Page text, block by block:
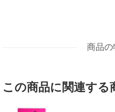
メッセージカードなどもお気軽にご
商品の
この商品に関連する